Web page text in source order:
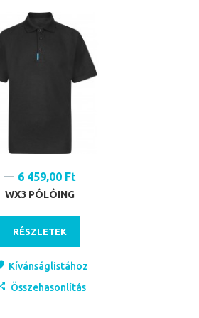
6 459,00 Ft
WX3 PÓLÓING
RÉSZLETEK
Kívánságlistához
Összehasonlítás